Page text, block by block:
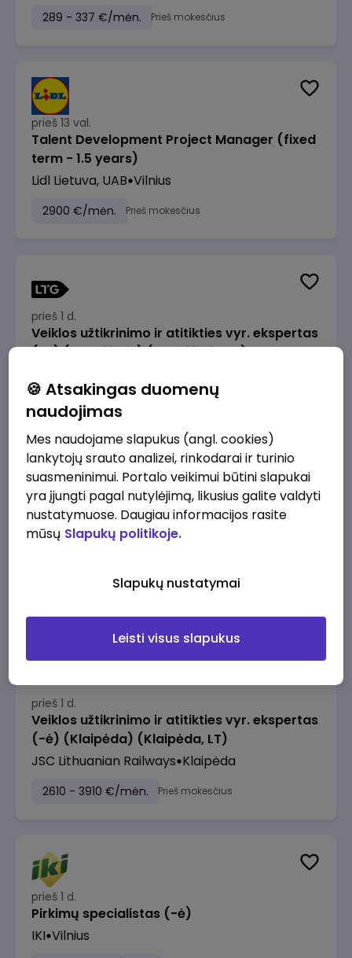
289 - 337 €/mėn. Prieš mokesčius
prieš 13 val.
Talent Development Project Manager (fixed
term - 1.5 years)
Lidl Lietuva, UAB Vilnius
2900 €/mėn. Prieš mokesčius
prieš 1 d.
Veiklos užtikrinimo ir atitikties vyr. ekspertas
(-ė) (Radviliškis) (Radviliškis, LT)
2610 - 3910 €/mėn.
prieš 1 d.
Veiklos užtikrinimo ir atitikties vyr. ekspertas
(-ė) (Kaunas) (Kaunas, LT)
prieš 1 d.
Veiklos užtikrinimo ir atitikties vyr. ekspertas
(-ė) (Klaipėda) (Klaipėda, LT)
JSC Lithuanian Railways Klaipėda
2610 - 3910 €/mėn. Prieš mokesčius
prieš 1 d.
Pirkimų specialistas (-ė)
IKI Vilnius
🍪 Atsakingas duomenų
naudojimas
Mes naudojame slapukus (angl. cookies)
lankytojų srauto analizei, rinkodarai ir turinio
suasmeninimui. Portalo veikimui būtini slapukai
yra įjungti pagal nutylėjimą, likusius galite valdyti
nustatymuose. Daugiau informacijos rasite
mūsų Slapukų politikoje.
Slapukų nustatymai
Leisti visus slapukus